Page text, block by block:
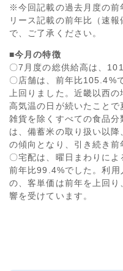
※今回記載の過去月度の前
リース記載の前年比（速
で、ご了承ください。
■今月の特徴
〇7月度の総供給高は、
〇店舗は、前年比105.4%
上回りました。近畿以西
高気温の日が続いたことで
雑貨を除くすべての食品
は、備蓄米の取り扱い以
の傾向となり、引き続き前
〇宅配は、曜日まわりによ
前年比99.4%でした。利
の、客単価は前年を上回
響を受けています。